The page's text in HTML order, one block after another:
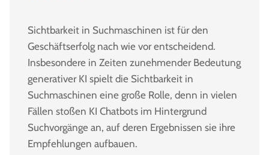
Sichtbarkeit in Suchmaschinen ist für den
Geschäftserfolg nach wie vor entscheidend.
Insbesondere in Zeiten zunehmender Bedeutung
generativer KI spielt die Sichtbarkeit in
Suchmaschinen eine große Rolle, denn in vielen
Fällen stoßen KI Chatbots im Hintergrund
Suchvorgänge an, auf deren Ergebnissen sie ihre
Empfehlungen aufbauen.